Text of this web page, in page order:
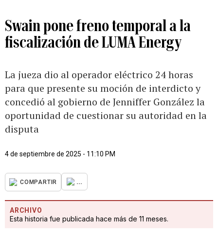
Swain pone freno temporal a la
fiscalización de LUMA Energy
La jueza dio al operador eléctrico 24 horas
para que presente su moción de interdicto y
concedió al gobierno de Jenniffer González la
oportunidad de cuestionar su autoridad en la
disputa
4 de septiembre de 2025 - 11:10 PM
COMPARTIR ...
ARCHIVO
Esta historia fue publicada hace más de 11 meses.